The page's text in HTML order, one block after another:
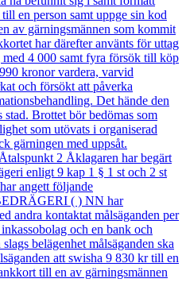
en person samt uppge sin kod
av gärningsmännen som kommit
har därefter använts för uttag
4 000 samt fyra försök till köp
kronor vardera, varvid
och försökt att påverka
Det hände den
Brottet bör bedömas som
som utövats i organiserad
gärningen med uppsåt.
2 Åklagaren har begärt
enligt 9 kap 1 § 1 st och 2 st
angett följande
( ) NN har
andra kontaktat målsäganden per
och en bank och
belägenhet målsäganden ska
att swisha 9 830 kr till en
till en av gärningsmännen